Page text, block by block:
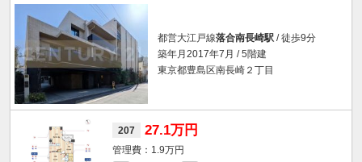
都営大江戸線落合南長崎駅 / 徒歩9分
築年月2017年7月 / 5階建
東京都豊島区南長崎２丁目
207 27.1万円
1.9万円